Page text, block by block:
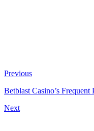
Previous
Betblast Casino’s
Next